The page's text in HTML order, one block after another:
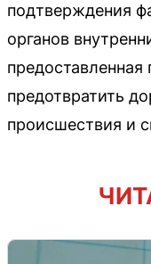
подтверждения
органов
предотвратить
происшествия и